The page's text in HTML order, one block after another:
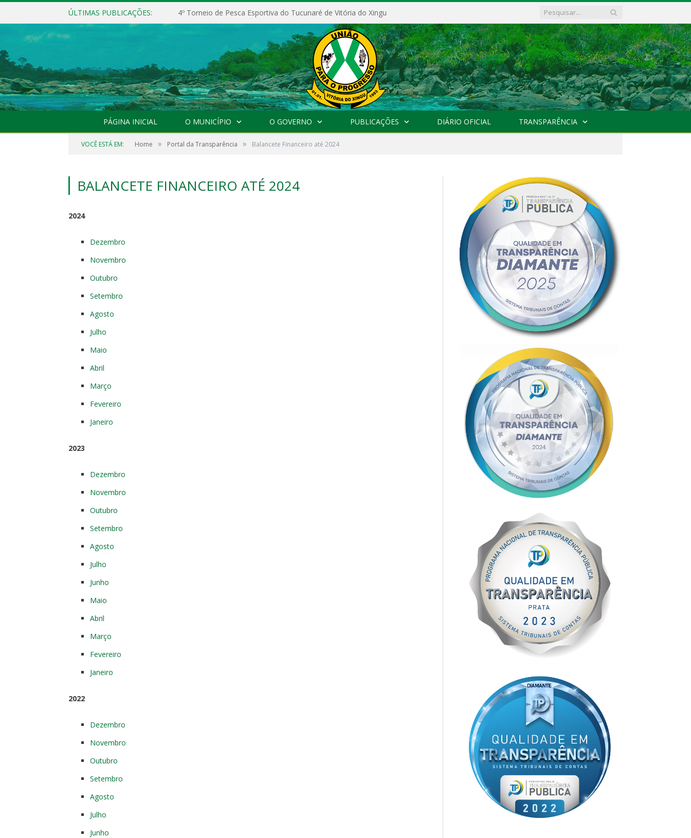
ÚLTIMAS PUBLICAÇÕES: 4º Torneio de Pesca Esportiva do Tucunaré de Vitória do Xingu
PÁGINA INICIAL O MUNICÍPIO O GOVERNO PUBLICAÇÕES DIÁRIO OFICIAL TRANSPARÊNCIA
VOCÊ ESTÁ EM: Home » Portal da Transparência » Balancete Financeiro até 2024
BALANCETE FINANCEIRO ATÉ 2024
2024
Dezembro
Novembro
Outubro
Setembro
Agosto
Julho
Maio
Abril
Março
Fevereiro
Janeiro
2023
Dezembro
Novembro
Outubro
Setembro
Agosto
Julho
Junho
Maio
Abril
Março
Fevereiro
Janeiro
2022
Dezembro
Novembro
Outubro
Setembro
Agosto
Julho
Junho